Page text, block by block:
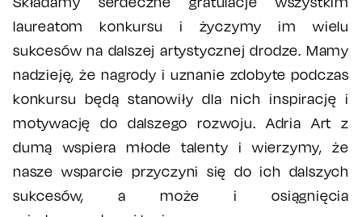
laureatom konkursu i życzymy im wielu
sukcesów na dalszej artystycznej drodze. Mamy
nadzieję, że nagrody i uznanie zdobyte podczas
konkursu będą stanowiły dla nich inspirację i
motywację do dalszego rozwoju. Adria Art z
dumą wspiera młode talenty i wierzymy, że
nasze wsparcie przyczyni się do ich dalszych
sukcesów, a może i osiągnięcia